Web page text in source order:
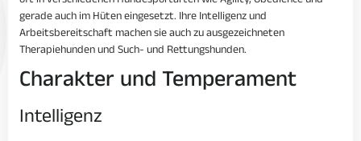
gerade auch im Hüten eingesetzt. Ihre Intelligenz und
Arbeitsbereitschaft machen sie auch zu ausgezeichneten
Therapiehunden und Such- und Rettungshunden.
Charakter und Temperament
Intelligenz